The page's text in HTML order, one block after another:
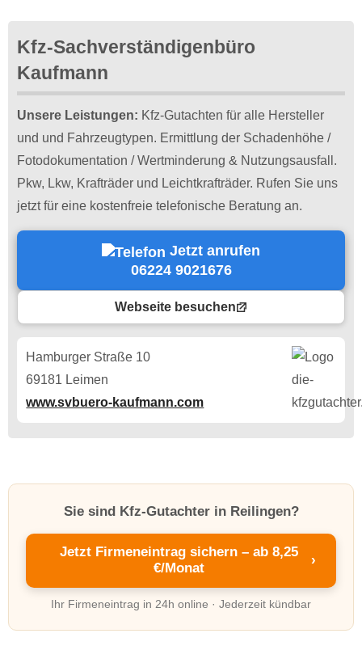
Kfz-Sachverständigenbüro
Kaufmann
Unsere Leistungen: Kfz-Gutachten für alle Hersteller
und und Fahrzeugtypen. Ermittlung der Schadenhöhe /
Fotodokumentation / Wertminderung & Nutzungsausfall.
Pkw, Lkw, Krafträder und Leichtkrafträder. Rufen Sie uns
jetzt für eine kostenfreie telefonische Beratung an.
Jetzt anrufen
06224 9021676
Webseite besuchen
Hamburger Straße 10
69181 Leimen
www.svbuero-kaufmann.com
Sie sind Kfz-Gutachter in Reilingen?
Jetzt Firmeneintrag sichern – ab 8,25
€/Monat
›
Ihr Firmeneintrag in 24h online · Jederzeit kündbar